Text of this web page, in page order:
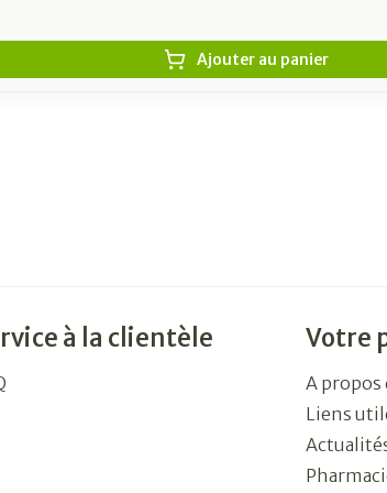
Ajouter au panier
à la clientèle Votre
A propos
Liens